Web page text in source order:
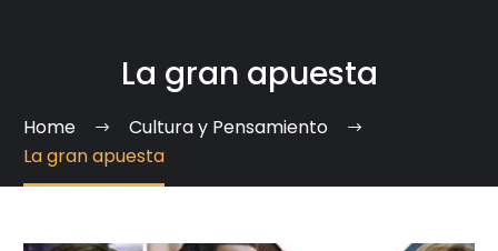
La gran apuesta
Home
Cultura y Pensamiento
La gran apuesta